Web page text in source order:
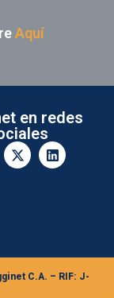
Aquí
en redes
C.A. – RIF: J-